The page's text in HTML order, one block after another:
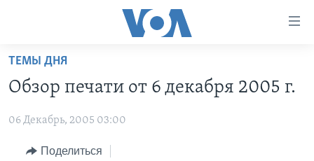
Перейти
основной
Перейти
ГЛАВНОЕ
ПРОГРАММЫ
АМЕРИКА
НОВОСТИ ЗА МИНУТУ
ПРОЕКТЫ
УЧИМ АНГЛИЙСКИЙ
ЭКСПЕРТИЗА
ТЕМЫ ДНЯ
Обзор печати от 6 декабря 2005 г.
06 Декабрь, 2005 03:00
Поделиться